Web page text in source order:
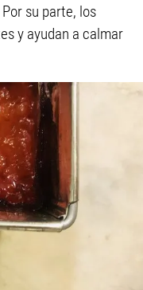
su parte, los
y ayudan a calmar